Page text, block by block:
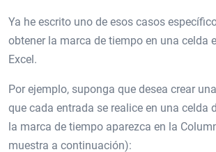
Ya he escrito uno de esos casos
obtener la marca de tiempo en una celda
Excel.
Por ejemplo, suponga que desea crear
que cada entrada se realice en una celda
la marca de tiempo aparezca en la
muestra a continuación):